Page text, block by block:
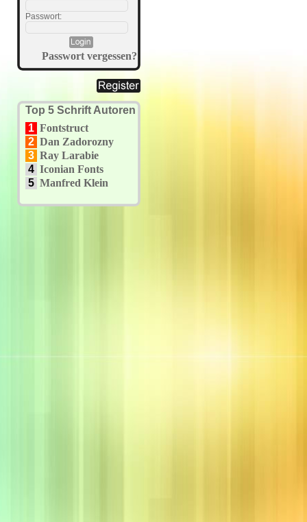
Passwort:
Passwort vergessen?
Top 5 Schrift Autoren
1 Fontstruct
2 Dan Zadorozny
3 Ray Larabie
4 Iconian Fonts
5 Manfred Klein